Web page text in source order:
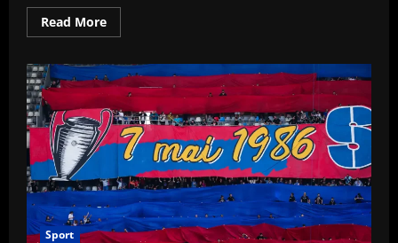
Read MoreRead
more
cere
PSD
să
decidă
dacă
mai
vrea
guvernare
comună
după
căderea
Cabinetului
Bolojan
Sport